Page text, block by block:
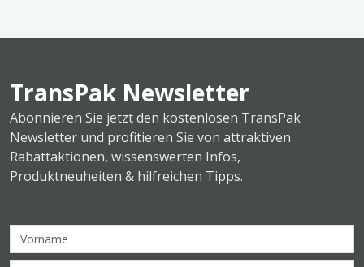
TransPak Newsletter
Abonnieren Sie jetzt den kostenlosen TransPak
Newsletter und profitieren Sie von attraktiven
Rabattaktionen, wissenswerten Infos,
Produktneuheiten & hilfreichen Tipps.